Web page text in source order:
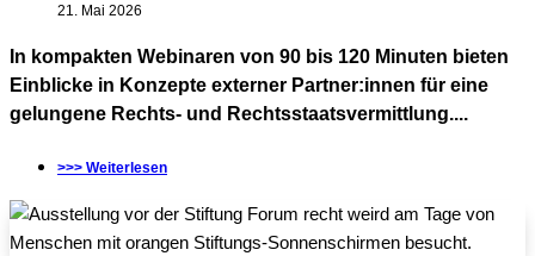
21. Mai 2026
In kompakten Webinaren von 90 bis 120 Minuten bieten
Einblicke in Konzepte externer Partner:innen für eine
gelungene Rechts- und Rechtsstaatsvermittlung....
>>> Weiterlesen